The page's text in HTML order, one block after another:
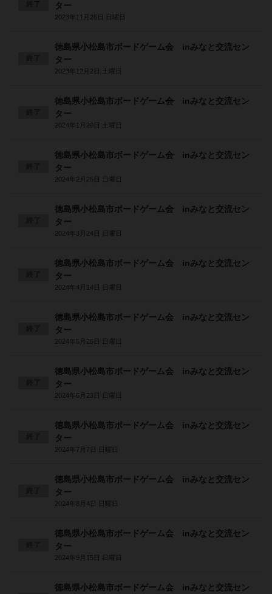
ター
2023年11月26日 日曜日
徳島県小松島市ボードゲーム会 inみなと交流セン
ター
2023年12月2日 土曜日
徳島県小松島市ボードゲーム会 inみなと交流セン
ター
2024年1月20日 土曜日
徳島県小松島市ボードゲーム会 inみなと交流セン
ター
2024年2月25日 日曜日
徳島県小松島市ボードゲーム会 inみなと交流セン
ター
2024年3月24日 日曜日
徳島県小松島市ボードゲーム会 inみなと交流セン
ター
2024年4月14日 日曜日
徳島県小松島市ボードゲーム会 inみなと交流セン
ター
2024年5月26日 日曜日
徳島県小松島市ボードゲーム会 inみなと交流セン
ター
2024年6月23日 日曜日
徳島県小松島市ボードゲーム会 inみなと交流セン
ター
2024年7月7日 日曜日
徳島県小松島市ボードゲーム会 inみなと交流セン
ター
2024年8月4日 日曜日
徳島県小松島市ボードゲーム会 inみなと交流セン
ター
2024年9月15日 日曜日
徳島県小松島市ボードゲーム会 inみなと交流セン